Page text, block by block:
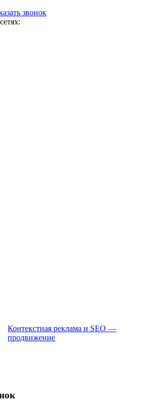
звонок
Контекстная реклама и SEO —
продвижение